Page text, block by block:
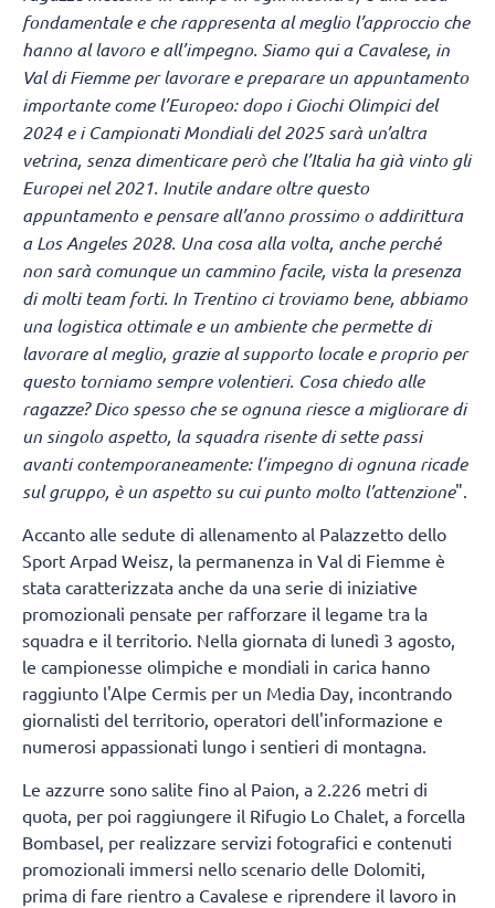
fondamentale e che rappresenta al meglio l’approccio che
hanno al lavoro e all’impegno. Siamo qui a Cavalese, in
Val di Fiemme per lavorare e preparare un appuntamento
importante come l’Europeo: dopo i Giochi Olimpici del
2024 e i Campionati Mondiali del 2025 sarà un’altra
vetrina, senza dimenticare però che l’Italia ha già vinto gli
Europei nel 2021. Inutile andare oltre questo
appuntamento e pensare all’anno prossimo o addirittura
a Los Angeles 2028. Una cosa alla volta, anche perché
non sarà comunque un cammino facile, vista la presenza
di molti team forti. In Trentino ci troviamo bene, abbiamo
una logistica ottimale e un ambiente che permette di
lavorare al meglio, grazie al supporto locale e proprio per
questo torniamo sempre volentieri. Cosa chiedo alle
ragazze? Dico spesso che se ognuna riesce a migliorare di
un singolo aspetto, la squadra risente di sette passi
avanti contemporaneamente: l’impegno di ognuna ricade
sul gruppo, è un aspetto su cui punto molto l’attenzione".
Accanto alle sedute di allenamento al Palazzetto dello
Sport Arpad Weisz, la permanenza in Val di Fiemme è
stata caratterizzata anche da una serie di iniziative
promozionali pensate per rafforzare il legame tra la
squadra e il territorio. Nella giornata di lunedì 3 agosto,
le campionesse olimpiche e mondiali in carica hanno
raggiunto l'Alpe Cermis per un Media Day, incontrando
giornalisti del territorio, operatori dell'informazione e
numerosi appassionati lungo i sentieri di montagna.
Le azzurre sono salite fino al Paion, a 2.226 metri di
quota, per poi raggiungere il Rifugio Lo Chalet, a forcella
Bombasel, per realizzare servizi fotografici e contenuti
promozionali immersi nello scenario delle Dolomiti,
prima di fare rientro a Cavalese e riprendere il lavoro in